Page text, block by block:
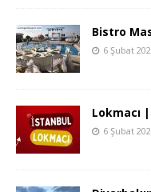
Bistro
6 Şubat
Lokmacı
6 Şubat